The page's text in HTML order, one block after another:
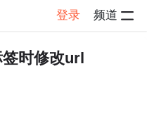
登录 频道
时修改url